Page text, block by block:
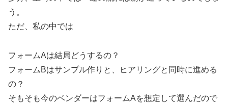
う。
ただ、私の中では
フォームAは結局どうするの？
フォームBはサンプル作りと、ヒアリングと同時に進める
の？
そもそも今のベンダーはフォームAを想定して選んだので